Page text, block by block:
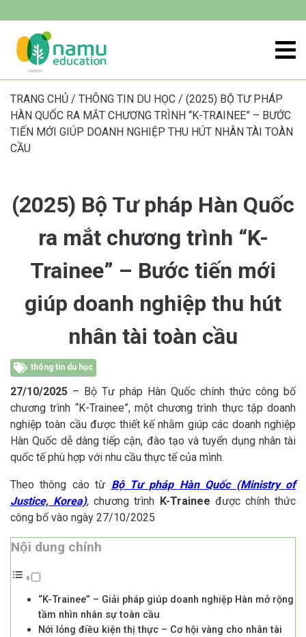
TRANG CHỦ / THÔNG TIN DU HỌC / (2025) BỘ TƯ PHÁP
HÀN QUỐC RA MẮT CHƯƠNG TRÌNH “K-TRAINEE” – BƯỚC
TIẾN MỚI GIÚP DOANH NGHIỆP THU HÚT NHÂN TÀI TOÀN
CẦU
(2025) Bộ Tư pháp Hàn Quốc
ra mắt chương trình “K-
Trainee” – Bước tiến mới
giúp doanh nghiệp thu hút
nhân tài toàn cầu
thông tin du học
27/10/2025 – Bộ Tư pháp Hàn Quốc chính thức công bố
chương trình “K-Trainee”, một chương trình thực tập doanh
nghiệp toàn cầu được thiết kế nhằm giúp các doanh nghiệp
Hàn Quốc dễ dàng tiếp cận, đào tạo và tuyển dụng nhân tài
quốc tế phù hợp với nhu cầu thực tế của mình.
Theo thông cáo từ Bộ Tư pháp Hàn Quốc (Ministry of
Justice, Korea), chương trình K-Trainee được chính thức
công bố vào ngày 27/10/2025
Nội dung chính
“K-Trainee” – Giải pháp giúp doanh nghiệp Hàn mở rộng
tầm nhìn nhân sự toàn cầu
Nới lỏng điều kiện thị thực – Cơ hội vàng cho nhân tài